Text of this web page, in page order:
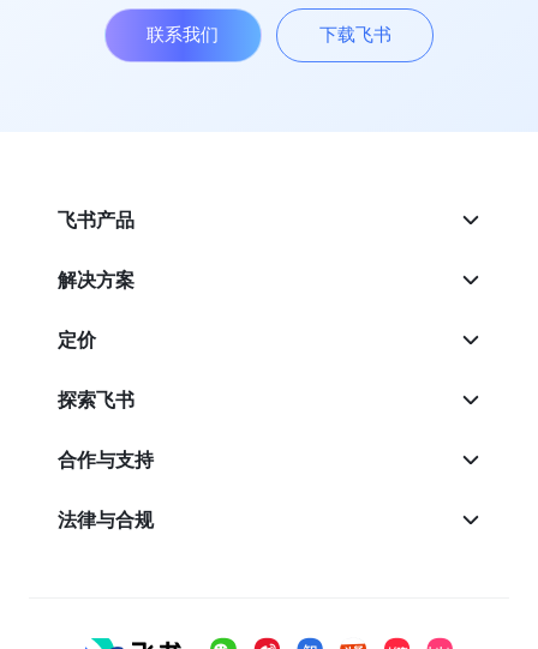
联系我们 下载飞书
飞书产品
解决方案
定价
探索飞书
合作与支持
法律与合规